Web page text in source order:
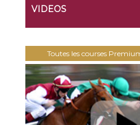
VIDEOS
Toutes les courses